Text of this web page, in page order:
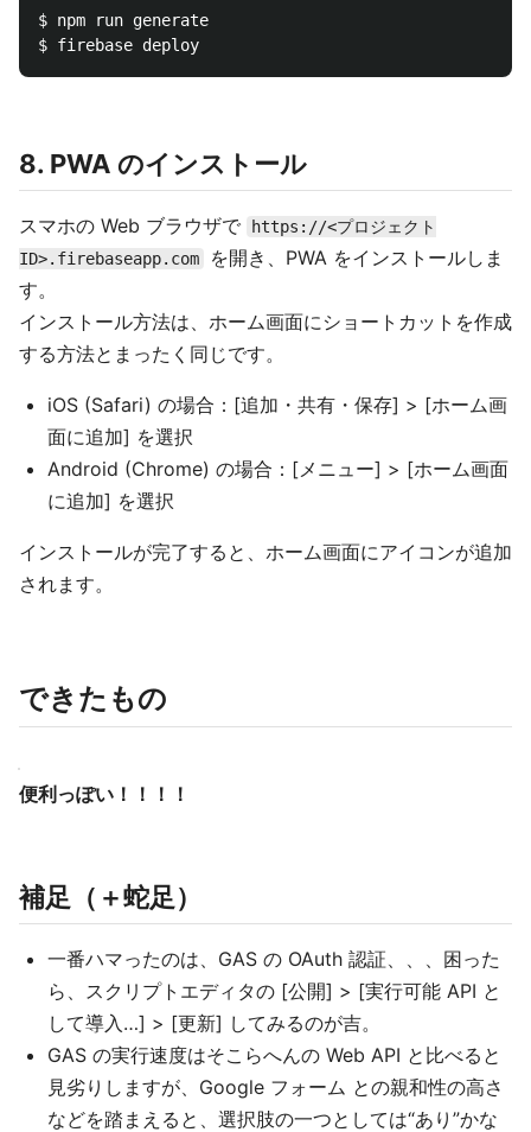
$ npm run generate
8. PWA のインストール
スマホの Web ブラウザで
https://<プロジェクト
ID>.firebaseapp.com
を開き、PWA をインストールしま
す。
インストール方法は、ホーム画面にショートカットを作成
する方法とまったく同じです。
iOS (Safari) の場合：[追加・共有・保存] > [ホーム画
面に追加] を選択
Android (Chrome) の場合：[メニュー] > [ホーム画面
に追加] を選択
インストールが完了すると、ホーム画面にアイコンが追加
されます。
できたもの
便利っぽい！！！！
補足（＋蛇足）
一番ハマったのは、GAS の OAuth 認証、、、困った
ら、スクリプトエディタの [公開] > [実行可能 API と
して導入…] > [更新] してみるのが吉。
GAS の実行速度はそこらへんの Web API と比べると
見劣りしますが、Google フォーム との親和性の高さ
などを踏まえると、選択肢の一つとしては“あり”かな